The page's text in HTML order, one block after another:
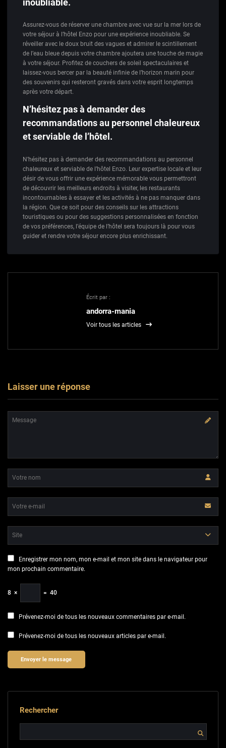
Assurez-vous de réserver une chambre avec vue sur la mer lors de
votre séjour à l’hôtel Enzo pour une expérience inoubliable. Se
réveiller avec le doux bruit des vagues et admirer le scintillement
de l’eau bleue depuis votre chambre ajoutera une touche de magie
à votre séjour. Profitez de couchers de soleil spectaculaires et
laissez-vous bercer par la beauté infinie de l’horizon marin pour
des souvenirs qui resteront gravés dans votre esprit longtemps
après votre départ.
N’hésitez pas à demander des
recommandations au personnel chaleureux
et serviable de l’hôtel.
N’hésitez pas à demander des recommandations au personnel
chaleureux et serviable de l’hôtel Enzo. Leur expertise locale et leur
désir de vous offrir une expérience mémorable vous permettront
de découvrir les meilleurs endroits à visiter, les restaurants
incontournables à essayer et les activités à ne pas manquer dans
la région. Que ce soit pour des conseils sur les attractions
touristiques ou pour des suggestions personnalisées en fonction
de vos préférences, l’équipe de l’hôtel sera toujours là pour vous
guider et rendre votre séjour encore plus enrichissant.
Écrit par :
andorra-mania
Voir tous les articles
Laisser une réponse
Enregistrer mon nom, mon e-mail et mon site dans le navigateur pour
mon prochain commentaire.
8 × = 40
Prévenez-moi de tous les nouveaux commentaires par e-mail.
Prévenez-moi de tous les nouveaux articles par e-mail.
Rechercher